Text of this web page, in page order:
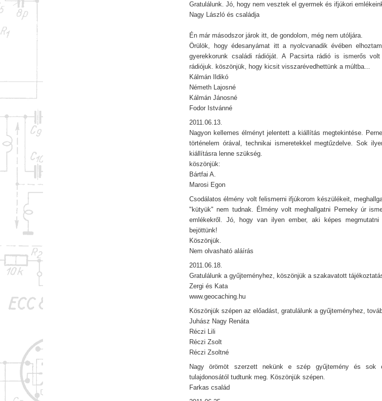
Gratulálunk. Jó, hogy nem vesztek el gyermek és ifjúkori
Nagy László és családja
Én már másodszor járok itt, de gondolom, még nem utóljára.
Örülök, hogy édesanyámat itt a nyolcvanadik évében
gyerekkorunk családi rádióját. A Pacsirta rádió is ismerős
rádiójuk. köszönjük, hogy kicsit visszarévedhettünk a múltba...
Kálmán Ildikó
Németh Lajosné
Kálmán Jánosné
Fodor Istvánné
2011.06.13.
Nagyon kellemes élményt jelentett a kiállítás megtekintése.
történelem órával, technikai ismeretekkel megtűzdelve. Sok
kiállításra lenne szükség.
köszönjük:
Bártfai A.
Marosi Egon
Csodálatos élmény volt felismerni ifjúkorom készülékeit,
"kütyük" nem tudnak. Élmény volt meghallgatni Perneky úr
emlékekről. Jó, hogy van ilyen ember, aki képes
bejöttünk!
Köszönjük.
Nem olvasható aláírás
2011.06.18.
Gratulálunk a gyűjteményhez, köszönjük a szakavatott
Zergi és Kata
www.geocaching.hu
Köszönjük szépen az előadást, gratulálunk a gyűjteményhez,
Juhász Nagy Renáta
Réczi Lili
Réczi Zsolt
Réczi Zsoltné
Nagy örömöt szerzett nekünk e szép gyűjtemény és sok
tulajdonosától tudtunk meg. Köszönjük szépen.
Farkas család